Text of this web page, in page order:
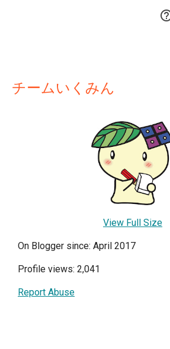
チームいくみん
View Full Size
On Blogger since: April 2017
Profile views: 2,041
Report Abuse